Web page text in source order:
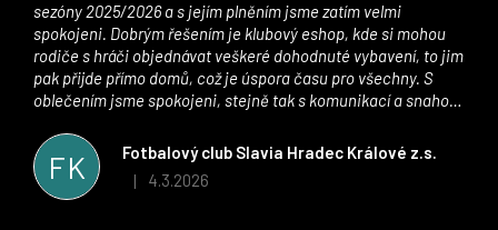
FK
Fotbalový club Slavia Hradec Králové z.s.
Hodnocení obchodu je 5 z 5 hvězdiček.
| 4.3.2026
sezóny 2025/2026 a s jejím plněním jsme zatím velmi
spokojeni. Dobrým řešením je klubový eshop, kde si mohou
rodiče s hráči objednávat veškeré dohodnuté vybavení, to jim
pak přijde přímo domů, což je úspora času pro všechny. S
oblečením jsme spokojeni, stejně tak s komunikací a snahou
stran. Věříme, že v tomto duchu bude spolupráce pokračovat
i nadále, nyní už začínáme řešit i první sady dresů ;)